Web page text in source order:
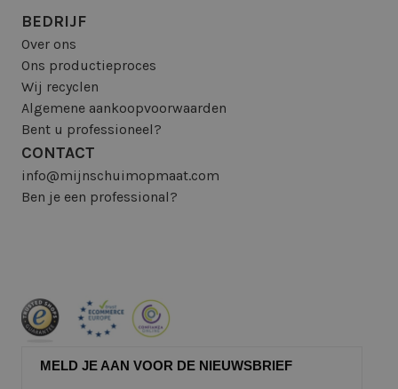
BEDRIJF
Over ons
Ons productieproces
Wij recyclen
Algemene aankoopvoorwaarden
Bent u professioneel?
CONTACT
info@mijnschuimopmaat.com
Ben je een professional?
MELD JE AAN VOOR DE NIEUWSBRIEF